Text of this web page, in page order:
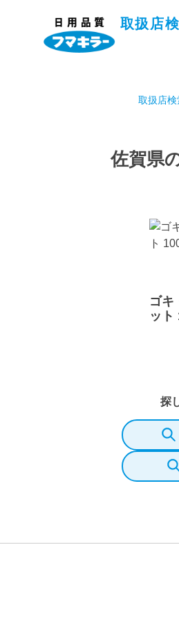
取扱店
取扱店検
佐賀県
ゴキ
ット
探